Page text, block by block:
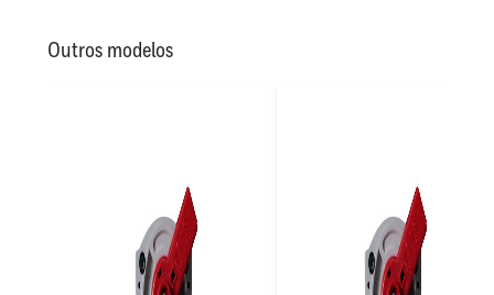
Outros modelos